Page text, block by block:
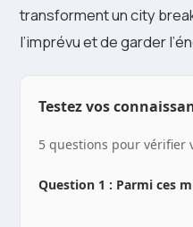
transforment un city
l’imprévu et de garder
Testez vos
5 questions pour vérifier
Question 1 : Parmi ces